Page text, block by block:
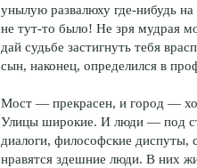
унылую развалюху где-нибудь
не тут-то было! Не зря мудрая
дай судьбе застигнуть тебя
сын, наконец, определился в
Мост — прекрасен, и город —
Улицы широкие. И люди — под
диалоги, философские
нравятся здешние люди. В них